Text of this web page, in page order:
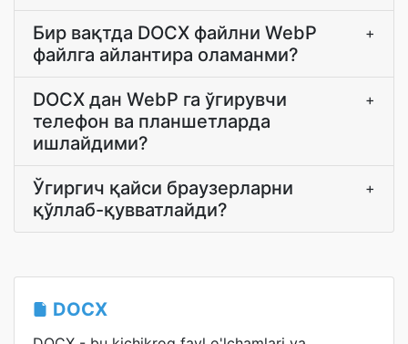
Бир вақтда DOCX файлни WebP
файлга айлантира оламанми?
+
DOCX дан WebP га ўгирувчи
телефон ва планшетларда
ишлайдими?
+
Ўгиргич қайси браузерларни
қўллаб-қувватлайди?
+
DOCX